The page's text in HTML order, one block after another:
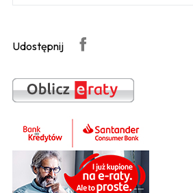
Udostępnij